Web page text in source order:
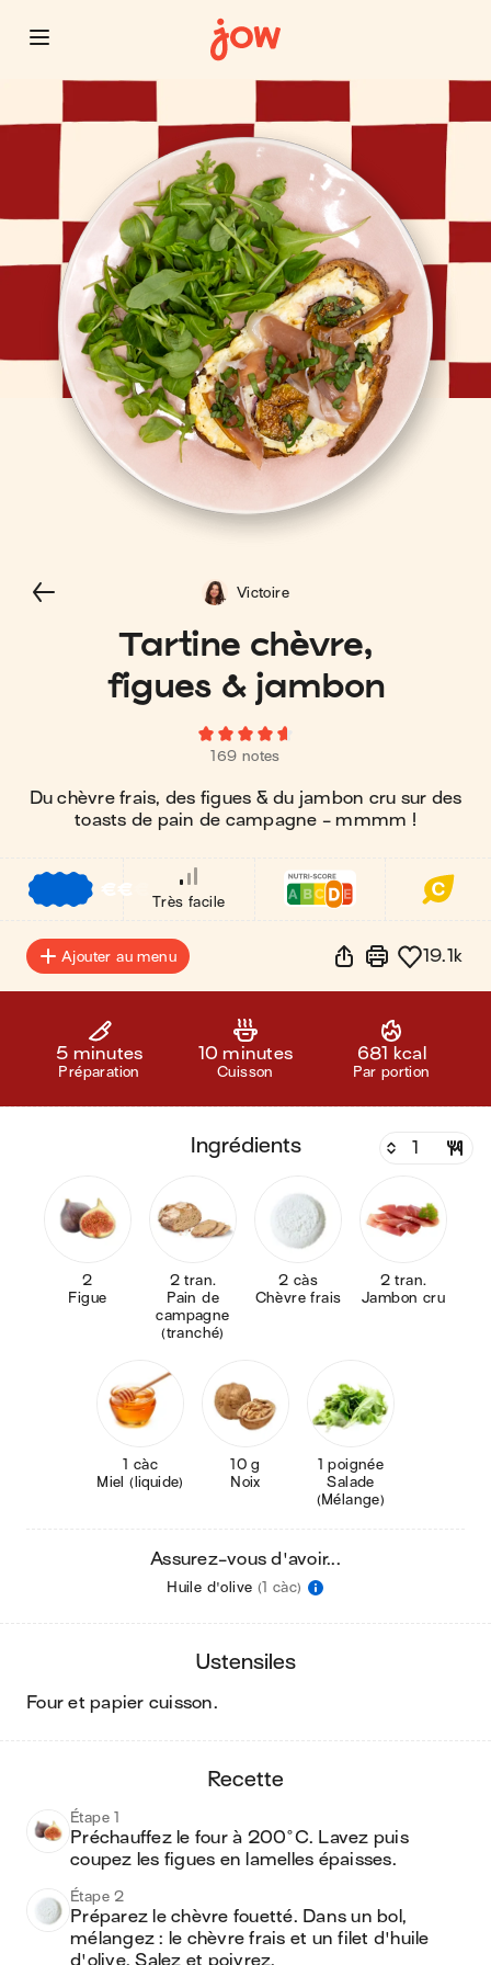
Tartine chèvre,
figues & jambon
169 notes
Du chèvre frais, des figues & du jambon cru sur des
toasts de pain de campagne - mmmm !
Victoire
€€
Très facile
Ajouter au menu 19.1k
5 minutes
Préparation
10 minutes
Cuisson
681 kcal
Par portion
ingrédients
2
Figue
2 tran.
Pain de
campagne
(tranché)
2 càs
Chèvre frais
2 tran.
Jambon cru
1 càc
Miel (liquide)
10 g
Noix
1 poignée
Salade
(Mélange)
Assurez-vous d'avoir...
Huile d'olive (1 càc)
ustensiles
four et papier cuisson.
recette
Étape 1
Préchauffez le four à 200°C. Lavez puis
coupez les figues en lamelles épaisses.
Étape 2
Préparez le chèvre fouetté. Dans un bol,
mélangez : le chèvre frais et un filet d'huile
d'olive. Salez et poivrez.